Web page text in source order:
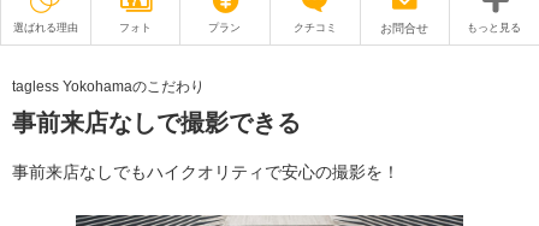
選ばれる理由 フォト プラン クチコミ お問合せ もっと見る
衣装
オプション ブログ
アクセス/TEL スタジオトップ
tagless Yokohamaのこだわり
事前来店なしで撮影できる
事前来店なしでもハイクオリティで安心の撮影を！